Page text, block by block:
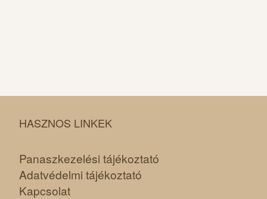
HASZNOS LINKEK
Panaszkezelési tájékoztató
Adatvédelmi tájékoztató
Kapcsolat